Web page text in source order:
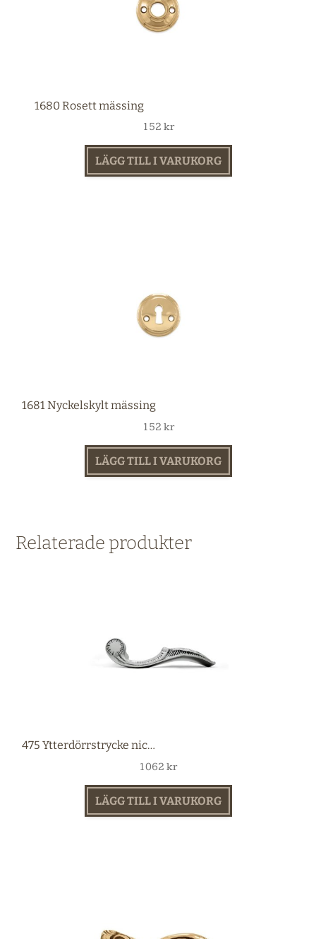
1680 Rosett mässing
152 kr
LÄGG TILL I VARUKORG
1681 Nyckelskylt mässing
152 kr
LÄGG TILL I VARUKORG
Relaterade produkter
475 Ytterdörrstrycke nickel
1062 kr
LÄGG TILL I VARUKORG